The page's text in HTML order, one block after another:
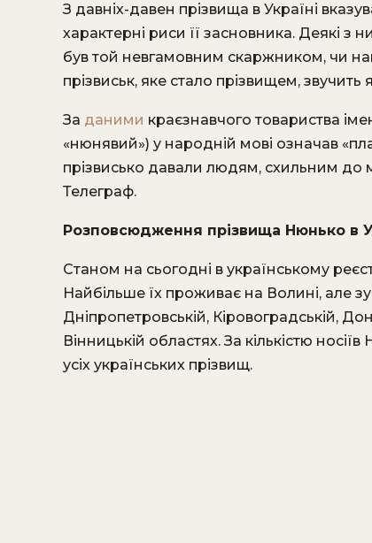
З давніх-давен прізвища в Україні
характерні риси її засновника. Деякі з
був той невгамовним скаржником, чи
прізвиськ, яке стало прізвищем, звучить
За даними краєзнавчого товариства
«нюнявий») у народній мові означав
прізвисько давали людям, схильним до
Телеграф.
Розповсюдження прізвища Нюнько в
Станом на сьогодні в українському
Найбільше їх проживає на Волині, але
Дніпропетровській, Кіровоградській,
Вінницькій областях. За кількістю
усіх українських прізвищ.